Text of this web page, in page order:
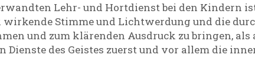
Lehr- und Hortdienst bei den Kindern
wirkende Stimme und Lichtwerdung und die
und zum klärenden Ausdruck zu bringen, als
Dienste des Geistes zuerst und vor allem die